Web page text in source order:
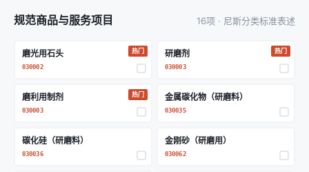
规范商品与服务项目 16项 · 尼斯分类标准表述
磨光用石头
030002
热门 研磨剂
030003
热门
磨利用制剂
030003
热门 金属碳化物（研磨料）
030035
碳化硅（研磨料）
030036
金刚砂（研磨用）
030062